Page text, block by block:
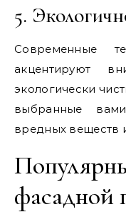
5.
Современные
акцентируют
экологически
выбранные
вредных веществ
фасадной